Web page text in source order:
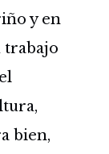
y en
trabajo
bien,